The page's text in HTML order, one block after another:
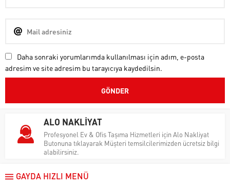
Daha sonraki yorumlarımda kullanılması için adım, e-posta
adresim ve site adresim bu tarayıcıya kaydedilsin.
ALO NAKLİYAT
Profesyonel Ev & Ofis Taşıma Hizmetleri için Alo Nakliyat
Butonuna tıklayarak Müşteri temsilcilerimizden ücretsiz bilgi
alabilirsiniz.
GAYDA HIZLI MENÜ